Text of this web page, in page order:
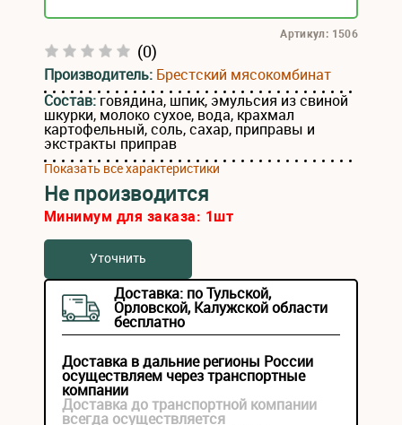
(0)
Артикул: 1506
Производитель: Брестский мясокомбинат
Состав: говядина, шпик, эмульсия из свиной
шкурки, молоко сухое, вода, крахмал
картофельный, соль, сахар, приправы и
экстракты приправ
Показать все характеристики
Не производится
Минимум для заказа: 1шт
Уточнить
Доставка: по Тульской,
Орловской, Калужской области
бесплатно
Доставка в дальние регионы России
осуществляем через транспортные
компании
Доставка до транспортной компании
всегда осуществляется